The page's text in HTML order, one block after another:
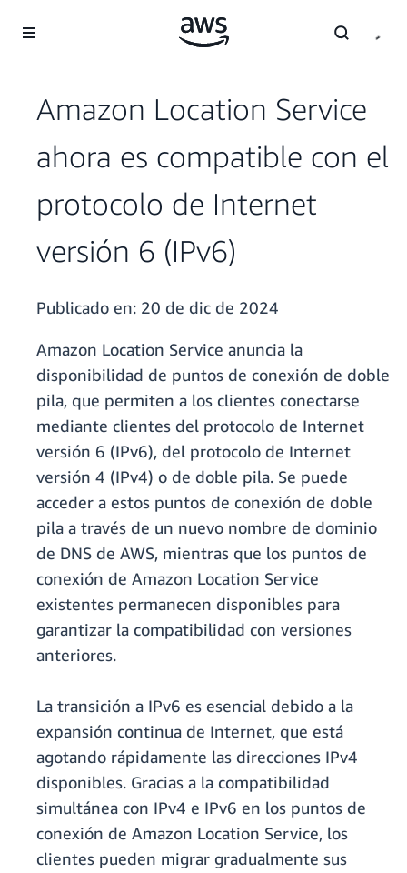
Amazon Location Service
ahora es compatible con el
protocolo de Internet
versión 6 (IPv6)
Publicado en: 20 de dic de 2024
Amazon Location Service anuncia la
disponibilidad de puntos de conexión de doble
pila, que permiten a los clientes conectarse
mediante clientes del protocolo de Internet
versión 6 (IPv6), del protocolo de Internet
versión 4 (IPv4) o de doble pila. Se puede
acceder a estos puntos de conexión de doble
pila a través de un nuevo nombre de dominio
de DNS de AWS, mientras que los puntos de
conexión de Amazon Location Service
existentes permanecen disponibles para
garantizar la compatibilidad con versiones
anteriores.
La transición a IPv6 es esencial debido a la
expansión continua de Internet, que está
agotando rápidamente las direcciones IPv4
disponibles. Gracias a la compatibilidad
simultánea con IPv4 e IPv6 en los puntos de
conexión de Amazon Location Service, los
clientes pueden migrar gradualmente sus